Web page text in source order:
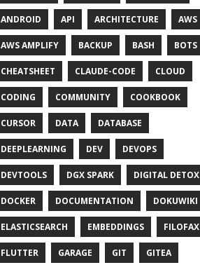
ANDROID API ARCHITECTURE AWS
AWS AMPLIFY BACKUP BASH BOTS
CHEATSHEET CLAUDE-CODE CLOUD
CODING COMMUNITY COOKBOOK
CURSOR DATA DATABASE
DEEPLEARNING DEV DEVOPS
DEVTOOLS DGX SPARK DIGITAL DETOX
DOCKER DOCUMENTATION DOKUWIKI
ELASTICSEARCH EMBEDDINGS FILOFAX
FLUTTER GARAGE GIT GITEA